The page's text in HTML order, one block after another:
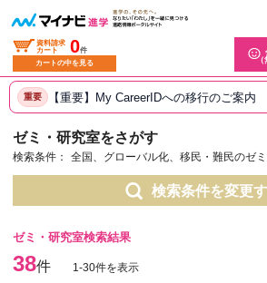
資料請求
カート
0件
カートの中を見る
（
重要 【重要】My CareerIDへの移行のご案内
ゼミ・研究室をさがす
検索条件： 全国、グローバル化、移民・難民のゼ
検索条件を変更
ゼミ・研究室検索結果
38件 1-30件を表示